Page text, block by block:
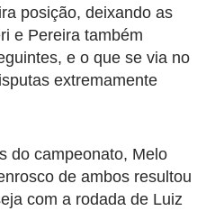
posição, deixando as
e Pereira também
e o que se via no
extremamente
do campeonato, Melo
de ambos resultou
com a rodada de Luiz